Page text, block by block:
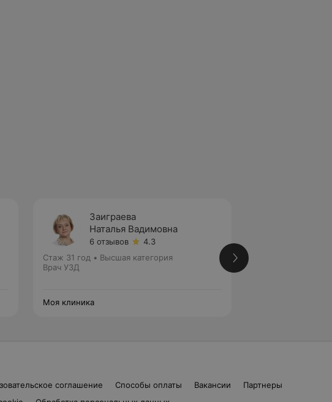
Заиграева
Наталья Вадимовна
6 отзывов
4.3
Стаж 31 год • Высшая категория
Врач УЗД
Моя клиника
соглашение Способы оплаты Вакансии
Партнеры